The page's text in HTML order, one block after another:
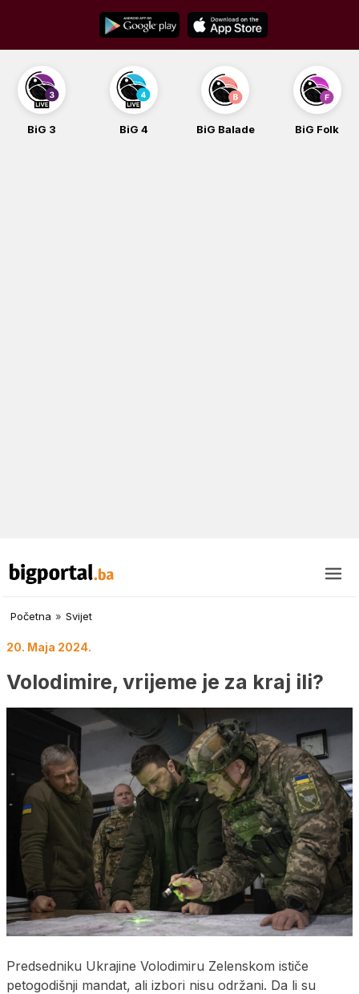
content
BiG 4 BiG Balade BiG Folk BiG iG
Početna » Svijet
20. Maja 2024.
Volodimire, vrijeme je za kraj ili?
Predsedniku Ukrajine Volodimiru Zelenskom ističe
petogodišnji mandat, ali izbori nisu održani. Da li su